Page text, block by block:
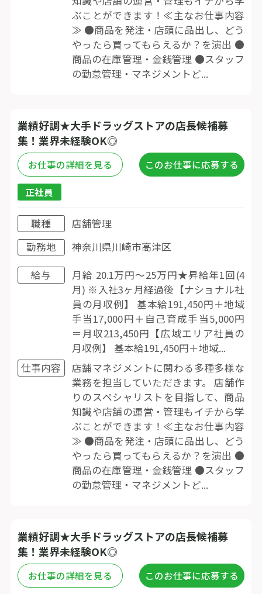
ぶことができます！≪主なお仕事内容
≫ ●商品を発注・店頭に品出し、どう
やったら買ってもらえるか？を演出 ●
商品の在庫管理・金銭管理 ●スタッフ
の勤怠管理・マネジメントど...
業績好調★大手ドラッグストアの店長候補募
集！業界未経験OK◎
お仕事の詳細を見る このお仕事に応募する
正社員
職種
店舗管理
勤務地
神奈川県川崎市高津区
給与
月給 20.1万円〜25万円★昇給年1回(4
月) ※入社3ヶ月経過後【ナショナル社
員の月収例】 基本給191,450円＋地域
手当17,000円＋自己育成手当5,000円
＝月収213,450円【広域エリア社員の
月収例】 基本給191,450円＋地域...
仕事内容
店舗マネジメントに関わる多種多様な
業務を担当していただきます。 店舗作
りのスペシャリストを目指して、商品
知識や店舗の運営・管理もイチから学
ぶことができます！≪主なお仕事内容
≫ ●商品を発注・店頭に品出し、どう
やったら買ってもらえるか？を演出 ●
商品の在庫管理・金銭管理 ●スタッフ
の勤怠管理・マネジメントど...
業績好調★大手ドラッグストアの店長候補募
集！業界未経験OK◎
お仕事の詳細を見る このお仕事に応募する